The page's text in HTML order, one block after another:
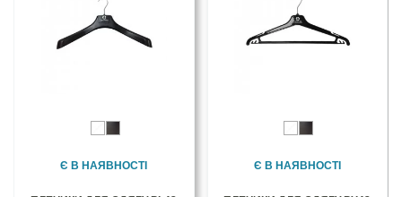
Є В НАЯВНОСТІ Є В НАЯВНОСТІ